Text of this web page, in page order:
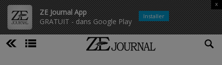
ZE Journal App
GRATUIT - dans Google Play
x
Installer